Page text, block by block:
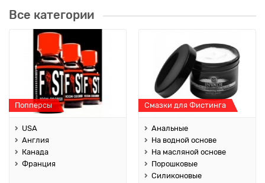
Все категории
Попперсы
USA
Англия
Канада
Франция
Смазки для Фистинга
Анальные
На водной основе
На масляной основе
Порошковые
Силиконовые